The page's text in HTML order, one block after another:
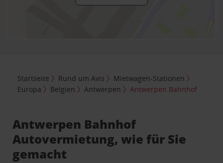
Startseite Rund um Avis
Mietwagen-Stationen
Europa
Belgien Antwerpen Antwerpen Bahnhof
Antwerpen Bahnhof
Autovermietung, wie für Sie
gemacht